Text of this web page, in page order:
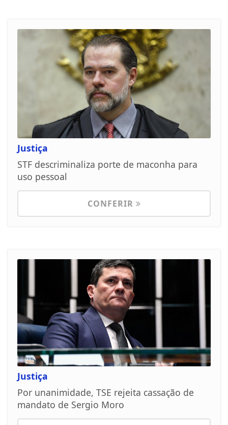
Justiça
STF descriminaliza porte de maconha para
uso pessoal
CONFERIR
Justiça
Por unanimidade, TSE rejeita cassação de
mandato de Sergio Moro